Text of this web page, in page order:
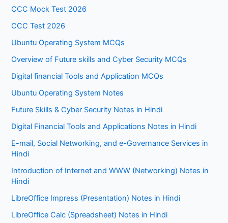
CCC Mock Test 2026
CCC Test 2026
Ubuntu Operating System MCQs
Overview of Future skills and Cyber Security MCQs
Digital financial Tools and Application MCQs
Ubuntu Operating System Notes
Future Skills & Cyber Security Notes in Hindi
Digital Financial Tools and Applications Notes in Hindi
E-mail, Social Networking, and e-Governance Services in
Hindi
Introduction of Internet and WWW (Networking) Notes in
Hindi
LibreOffice Impress (Presentation) Notes in Hindi
LibreOffice Calc (Spreadsheet) Notes in Hindi